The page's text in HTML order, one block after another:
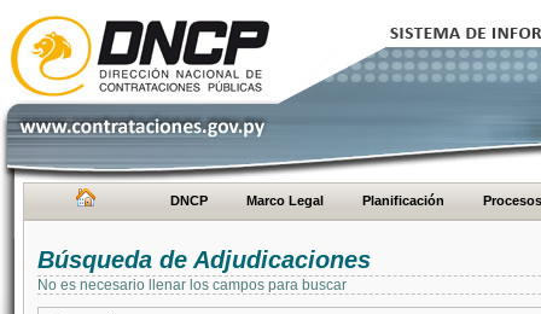
DNCP Marco Legal Planificación Procesos
Búsqueda de Adjudicaciones
No es necesario llenar los campos para buscar